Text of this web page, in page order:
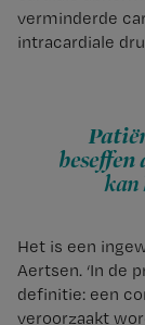
verminderde
intracardiale
beseffen
kan
Het is een
Aertsen. ‘In de
definitie: een
veroorzaakt